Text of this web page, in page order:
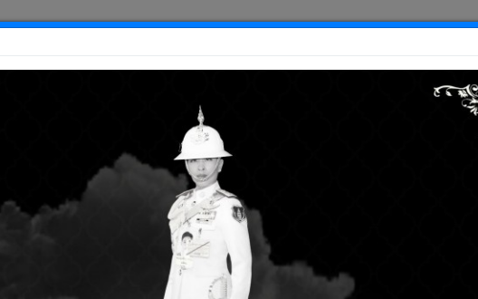
าแรก เกี่ยวกับองค์กร บริการสมาชิก บริการประชาชน